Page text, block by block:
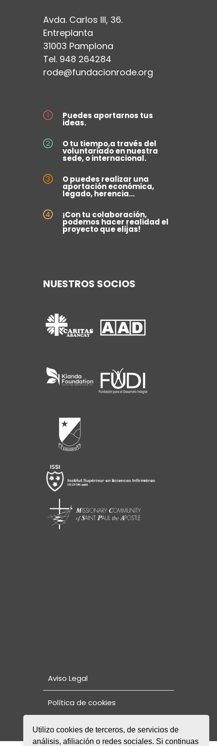
Avda. Carlos III, 36.
Entreplanta
31003 Pamplona
Tel. 948 264284
rode@fundacionrode.org
Puedes aportarnos tus
ideas.
O tu tiempo,a través del
voluntariado en nuestra
sede, o internacional.
O puedes realizar una
aportación económica,
legado, herencia...
¡Con tu colaboración,
podemos hacer realidad el
proyecto que elijas!
NUESTROS SOCIOS
Aviso Legal
Política de cookies
Utilizo cookies de terceros, de servicios de
análisis, afiliación o redes sociales. Si continuas